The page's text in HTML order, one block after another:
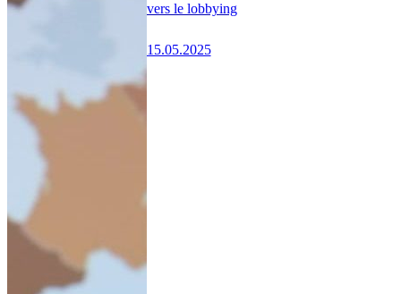
vers le lobbying
15.05.2025